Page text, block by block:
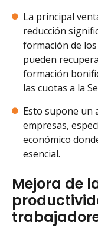
La principal
reducción
formación de
pueden
formación
las cuotas a la
Esto supone un
empresas,
económico
esencial.
Mejora de